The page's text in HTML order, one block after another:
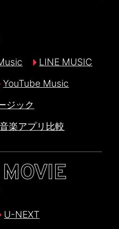
LINE MUSIC
YouTube Music
ジック
音楽アプリ比較
U-NEXT